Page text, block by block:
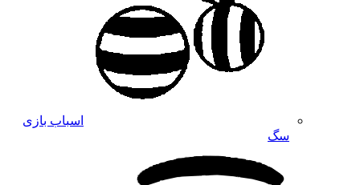
اسباب بازی
سگ